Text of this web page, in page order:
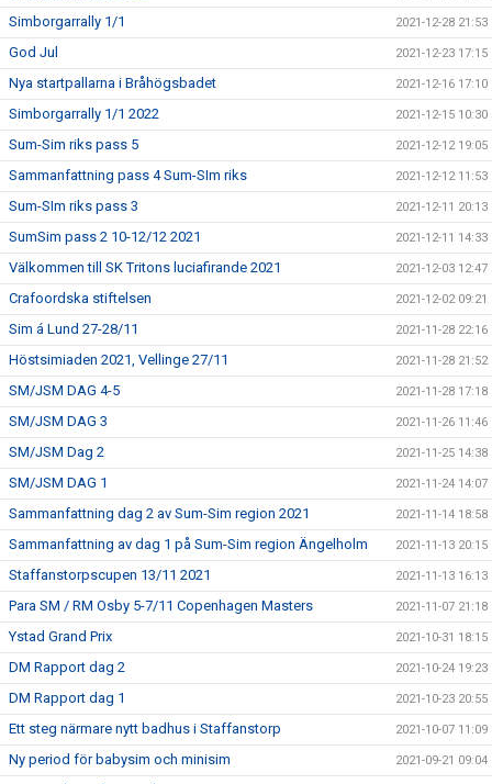
Simborgarrally 1/1 2021-12-28 21:53
God Jul 2021-12-23 17:15
Nya startpallarna i Bråhögsbadet 2021-12-16 17:10
Simborgarrally 1/1 2022 2021-12-15 10:30
Sum-Sim riks pass 5 2021-12-12 19:05
Sammanfattning pass 4 Sum-SIm riks 2021-12-12 11:53
Sum-SIm riks pass 3 2021-12-11 20:13
SumSim pass 2 10-12/12 2021 2021-12-11 14:33
Välkommen till SK Tritons luciafirande 2021 2021-12-03 12:47
Crafoordska stiftelsen 2021-12-02 09:21
Sim á Lund 27-28/11 2021-11-28 22:16
Höstsimiaden 2021, Vellinge 27/11 2021-11-28 21:52
SM/JSM DAG 4-5 2021-11-28 17:18
SM/JSM DAG 3 2021-11-26 11:46
SM/JSM Dag 2 2021-11-25 14:38
SM/JSM DAG 1 2021-11-24 14:07
Sammanfattning dag 2 av Sum-Sim region 2021 2021-11-14 18:58
Sammanfattning av dag 1 på Sum-Sim region Ängelholm 2021-11-13 20:15
Staffanstorpscupen 13/11 2021 2021-11-13 16:13
Para SM / RM Osby 5-7/11 Copenhagen Masters 2021-11-07 21:18
Ystad Grand Prix 2021-10-31 18:15
DM Rapport dag 2 2021-10-24 19:23
DM Rapport dag 1 2021-10-23 20:55
Ett steg närmare nytt badhus i Staffanstorp 2021-10-07 11:09
Ny period för babysim och minisim 2021-09-21 09:04